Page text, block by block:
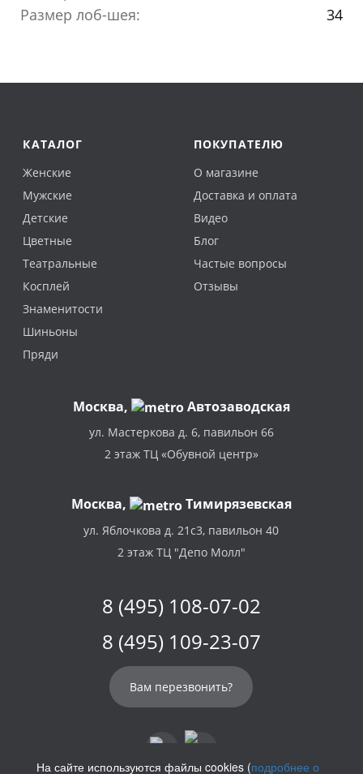
Размер лоб-шея:
34
КАТАЛОГ
Женские
Мужские
Детские
Цветные
Театральные
Косплей
Знаменитости
Шиньоны
Пряди
ПОКУПАТЕЛЮ
О магазине
Доставка и оплата
Видео
Блог
Частые вопросы
Отзывы
Москва, Автозаводская
ул. Мастеркова д. 6, павильон 66
2 этаж ТЦ «Обувной центр»
Москва, Тимирязевская
ул. Яблочкова д. 21с3, павильон 40
2 этаж ТЦ "Депо Молл"
8 (495) 108-07-02
8 (495) 109-23-07
Вам перезвонить?
На сайте используются файлы cookies (подробнее о